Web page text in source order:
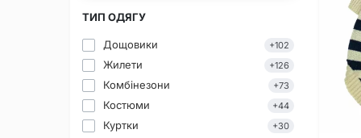
ТИП ОДЯГУ
Дощовики +102
Жилети +126
Комбінезони +73
Костюми +44
Куртки +30